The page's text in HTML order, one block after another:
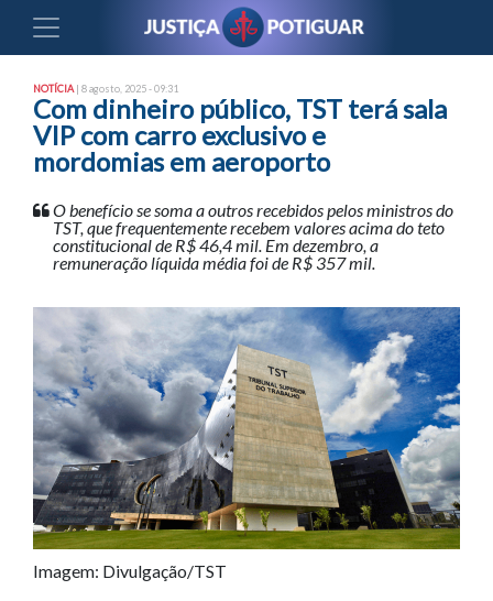
NOTÍCIA | 8 agosto, 2025 - 09:31
Com dinheiro público, TST terá sala
VIP com carro exclusivo e
mordomias em aeroporto
O benefício se soma a outros recebidos pelos ministros do
TST, que frequentemente recebem valores acima do teto
constitucional de R$ 46,4 mil. Em dezembro, a
remuneração líquida média foi de R$ 357 mil.
Imagem: Divulgação/TST